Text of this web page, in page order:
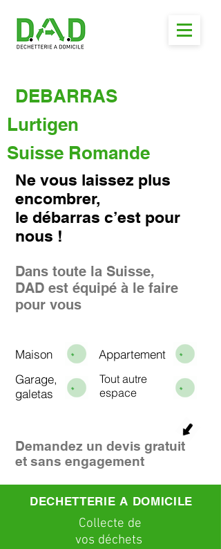
DEBARRAS
Lurtigen
Suisse Romande
Ne vous laissez plus
encombrer,
le débarras c’est pour
nous !
Dans toute la Suisse,
DAD est équipé à le faire
pour vous
Maison
Appartement
Garage,
galetas
Tout autre
espace
Demandez un devis gratuit
et sans engagement
DECHETTERIE A DOMICILE
Collecte de
vos déchets